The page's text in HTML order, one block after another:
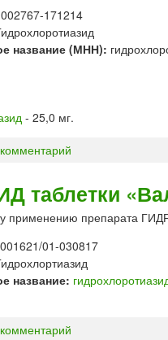
171214
название (МНН):
- 25,0 мг.
таблетки
применению препарата
01-030817
название: